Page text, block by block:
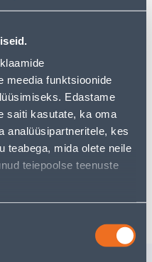
meedia funktsioonide
Edastame
saiti kasutate, ka oma
analüüsipartneritele, kes
teabega, mida olete neile
teiepoolse teenuste
5 tööpäeva
al. 2-5 tööpäeva